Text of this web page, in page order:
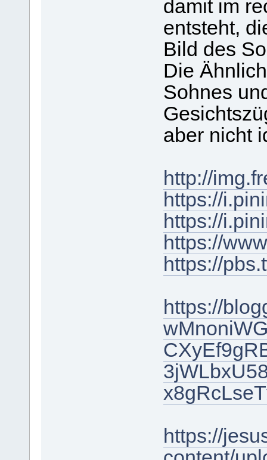
damit im
entsteht,
Bild des
Die
Sohnes
aber nicht
http://
https://
https://
https://
https://
https://
https://